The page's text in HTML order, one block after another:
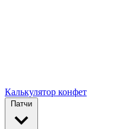
Калькулятор конфет
Патчи